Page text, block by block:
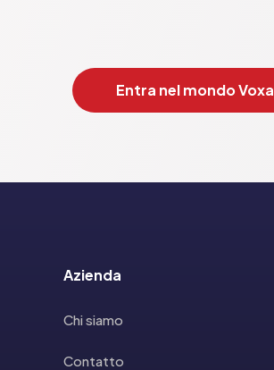
Entra nel mondo Voxa
Azienda
Chi siamo
Contatto